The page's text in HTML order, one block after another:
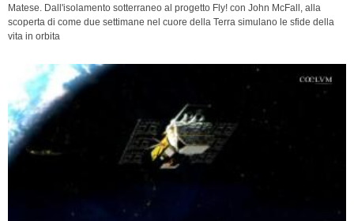
Matese. Dall'isolamento sotterraneo al progetto Fly! con John McFall, alla
scoperta di come due settimane nel cuore della Terra simulano le sfide della
vita in orbita